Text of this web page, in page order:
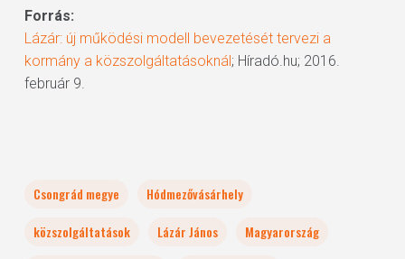
Forrás:
Lázár: új működési modell bevezetését tervezi a
kormány a közszolgáltatásoknál; Híradó.hu; 2016.
február 9.
Csongrád megye
Hódmezővásárhely
közszolgáltatások
Lázár János
Magyarország